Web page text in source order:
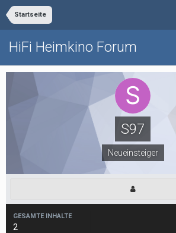
Startseite
HiFi Heimkino Forum
S97
Neueinsteiger
GESAMTE INHALTE
2